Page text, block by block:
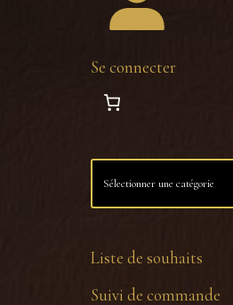
Se connecter
Liste de souhaits
Suivi de commande